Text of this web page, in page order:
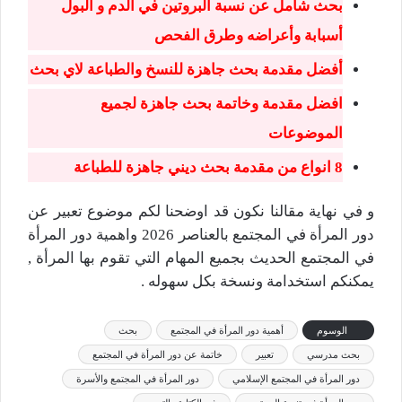
بحث شامل عن نسبة البروتين في الدم و البول
أسبابة وأعراضه وطرق الفحص
أفضل مقدمة بحث جاهزة للنسخ والطباعة لاي بحث
افضل مقدمة وخاتمة بحث جاهزة لجميع
الموضوعات
8 انواع من مقدمة بحث ديني جاهزة للطباعة
و في نهاية مقالنا نكون قد اوضحنا لكم موضوع تعبير عن
دور المرأة في المجتمع بالعناصر 2026 واهمية دور المرأة
في المجتمع الحديث بجميع المهام التي تقوم بها المرأة ,
يمكنكم استخدامة ونسخة بكل سهوله .
الوسوم أهمية دور المرأة في المجتمع بحث
بحث مدرسي تعبير خاتمة عن دور المرأة في المجتمع
دور المرأة في المجتمع الإسلامي دور المرأة في المجتمع والأسرة